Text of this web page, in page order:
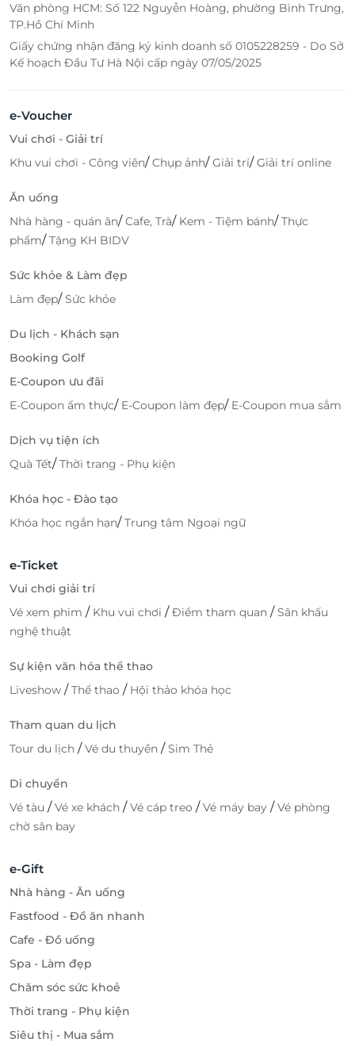
Văn phòng HCM: Số 122 Nguyễn Hoàng, phường Bình Trưng,
TP.Hồ Chí Minh
Giấy chứng nhận đăng ký kinh doanh số 0105228259 - Do Sở
Kế hoạch Đầu Tư Hà Nội cấp ngày 07/05/2025
e-Voucher
Vui chơi - Giải trí
Khu vui chơi - Công viên/Chụp ảnh/Giải trí/Giải trí online
Ăn uống
Nhà hàng - quán ăn/Cafe, Trà/ Kem - Tiệm bánh/Thực
phẩm/Tặng KH BIDV
Sức khỏe & Làm đẹp
Làm đẹp/Sức khỏe
Du lịch - Khách sạn
Booking Golf
E-Coupon ưu đãi
E-Coupon ẩm thực/ E-Coupon làm đẹp/ E-Coupon mua sắm
Dịch vụ tiện ích
Quà Tết/Thời trang - Phụ kiện
Khóa học - Đào tạo
Khóa học ngắn hạn/Trung tâm Ngoại ngữ
e-Ticket
Vui chơi giải trí
Vé xem phim / Khu vui chơi /Điểm tham quan /Sân khấu
nghệ thuật
Sự kiện văn hóa thể thao
Liveshow /Thể thao / Hội thảo khóa học
Tham quan du lịch
Tour du lịch /Vé du thuyền /Sim Thẻ
Di chuyển
Vé tàu /Vé xe khách /Vé cáp treo /Vé máy bay /Vé phòng
chờ sân bay
e-Gift
Nhà hàng - Ăn uống
Fastfood - Đồ ăn nhanh
Cafe - Đồ uống
Spa - Làm đẹp
Chăm sóc sức khoẻ
Thời trang - Phụ kiện
Siêu thị - Mua sắm